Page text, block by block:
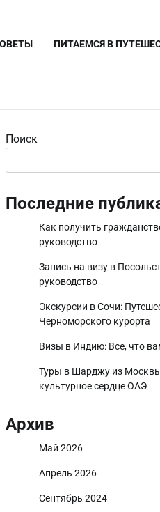
ПИТАЕМСЯ В
Поиск
Последние
Как получить
руководство
Запись на визу в
руководство
Экскурсии в Сочи:
Черноморского курорта
Визы в Индию: Все, что
Туры в Шарджу из
культурное сердце ОАЭ
Архив
Май 2026
Апрель 2026
Сентябрь 2024